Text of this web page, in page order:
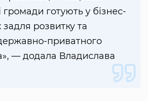
громади готують у бізнес-
задля розвитку та
державно-приватного
— додала Владислава